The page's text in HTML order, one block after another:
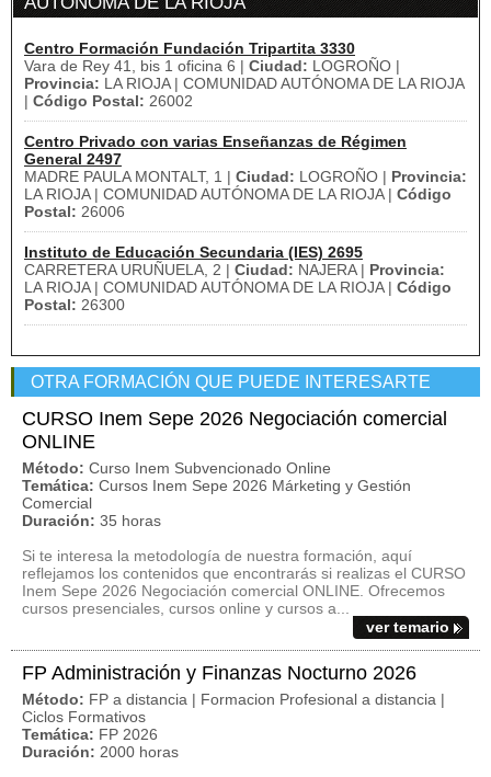
Centro Formación Fundación Tripartita 3330
Vara de Rey 41, bis 1 oficina 6 | Ciudad: LOGROÑO |
Provincia: LA RIOJA | COMUNIDAD AUTÓNOMA DE LA RIOJA
| Código Postal: 26002
Centro Privado con varias Enseñanzas de Régimen
General 2497
MADRE PAULA MONTALT, 1 | Ciudad: LOGROÑO | Provincia:
LA RIOJA | COMUNIDAD AUTÓNOMA DE LA RIOJA | Código
Postal: 26006
Instituto de Educación Secundaria (IES) 2695
CARRETERA URUÑUELA, 2 | Ciudad: NAJERA | Provincia:
LA RIOJA | COMUNIDAD AUTÓNOMA DE LA RIOJA | Código
Postal: 26300
OTRA FORMACIÓN QUE PUEDE INTERESARTE
CURSO Inem Sepe 2026 Negociación comercial
ONLINE
Método: Curso Inem Subvencionado Online
Temática: Cursos Inem Sepe 2026 Márketing y Gestión
Comercial
Duración: 35 horas
Si te interesa la metodología de nuestra formación, aquí
reflejamos los contenidos que encontrarás si realizas el CURSO
Inem Sepe 2026 Negociación comercial ONLINE. Ofrecemos
cursos presenciales, cursos online y cursos a...
ver temario
FP Administración y Finanzas Nocturno 2026
Método: FP a distancia | Formacion Profesional a distancia |
Ciclos Formativos
Temática: FP 2026
Duración: 2000 horas